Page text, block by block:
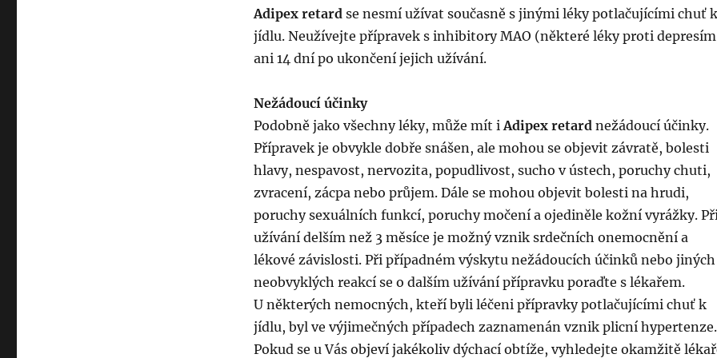
Adipex retardse nesmí užívat současně s jinými léky potlačujícími chuť k
jídlu. Neužívejte přípravek s inhibitory MAO (některé léky proti
ani 14 dní po ukončení jejich užívání.
Nežádoucí účinky
Podobně jako všechny léky, může mít iAdipex retardnežádoucí účinky.
Přípravek je obvykle dobře snášen, ale mohou se objevit závratě, bolesti
hlavy, nespavost, nervozita, popudlivost, sucho v ústech, poruchy chuti,
zvracení, zácpa nebo průjem. Dále se mohou objevit bolesti na hrudi,
poruchy sexuálních funkcí, poruchy močení a ojediněle kožní vyrážky.
užívání delším než 3 měsíce je možný vznik srdečních onemocnění a
lékové závislosti. Při případném výskytu nežádoucích účinků nebo jiných
neobvyklých reakcí se o dalším užívání přípravku poraďte s lékařem.
U některých nemocných, kteří byli léčeni přípravky potlačujícími chuť k
jídlu, byl ve výjimečných případech zaznamenán vznik plicní hypertenze.
Pokud se u Vás objeví jakékoliv dýchací obtíže, vyhledejte okamžitě